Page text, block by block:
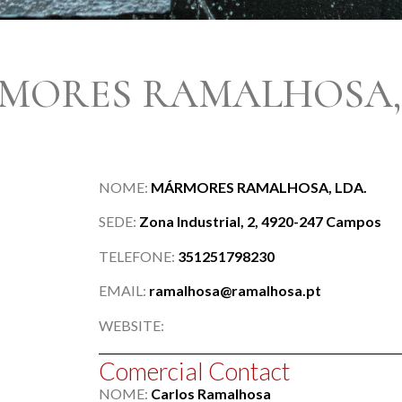
NOME: MÁRMORES RAMALHOSA, LDA.
SEDE: Zona Industrial, 2, 4920-247 Campos
TELEFONE: 351251798230
EMAIL: ramalhosa@ramalhosa.pt
WEBSITE:
Comercial Contact
NOME: Carlos Ramalhosa